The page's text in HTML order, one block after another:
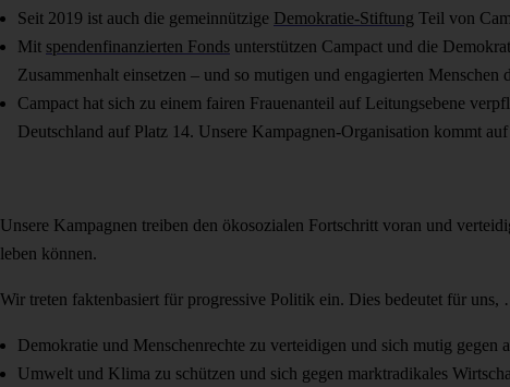
Seit 2019 ist auch die gemeinnützige Demokratie-Stiftung Teil von
Mit spendenfinanzierten Fonds unterstützen Campact und die
Zusammenhalt einsetzen – und so mutigen und engagierten Menschen
Campact hat sich zu einem fairen Frauenanteil auf Leitungsebene
Deutschland auf Platz 14. Unsere Kampagnen-Organisation kommt
Unsere Kampagnen treiben den ökosozialen Fortschritt voran und
leben können.
Wir treten faktenbasiert für progressive Politik ein. Dies bedeutet für uns,
Demokratie und Menschenrechte zu verteidigen und sich mutig gegen
Umwelt und Klima zu schützen und sich gegen marktradikales